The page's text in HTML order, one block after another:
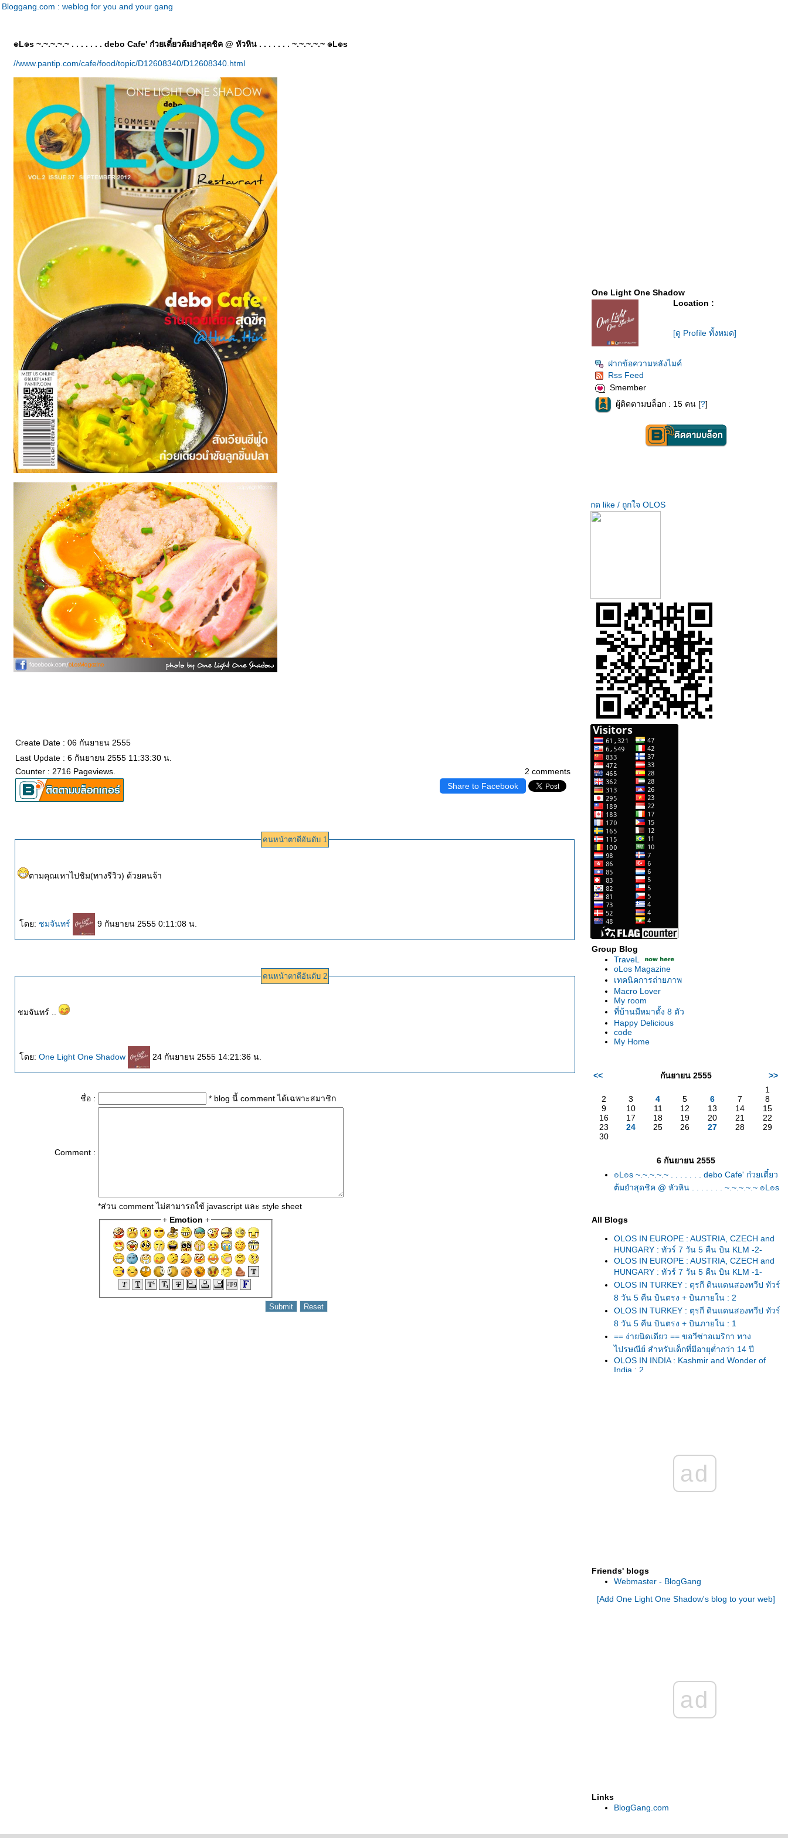
Bloggang.com : weblog for you and your gang
๏L๏s ~.~.~.~.~ . . . . . . . debo Cafe' ก๋วยเตี๋ยวต้มยำสุดชิค @ หัวหิน . . . . . . . ~.~.~.~.~ ๏L๏s
//www.pantip.com/cafe/food/topic/D12608340/D12608340.html
Create Date : 06 กันยายน 2555
2 comments
Last Update : 6 กันยายน 2555 11:33:30 น.
Counter : 2716 Pageviews.
Share to Facebook
คนหน้าตาดีอันดับ 1
ตามคุณเหาไปชิม(ทางรีวิว) ด้วยคนจ้า
ดย: ชมจันทร์ 9 กันยายน 2555 0:11:08 น.
คนหน้าตาดีอันดับ 2
ชมจันทร์ ..
ดย: One Light One Shadow 24 กันยายน 2555 14:21:36 น.
ชื่อ : * blog นี้ comment ได้เฉพาะสมาชิก
Comment :
*ส่วน comment ไม่สามารถใช้ javascript และ style sheet
+ Emotion +
One Light One Shadow
Location :
[ดู Profile ทั้งหมด]
ฝากข้อความหลังไมค์
Rss Feed
Smember
ผู้ติดตามบล็อก : 15 คน [?]
กด like / ถูกใจ OLOS
Group Blog
TraveL
oLos Magazine
เทคนิคการถ่ายภาพ
Macro Lover
My room
ที่บ้านมีหมาตั้ง 8 ตัว
Happy Delicious
code
My Home
<< กันยายน 2555
>>
1
2
3 4 5 6 7
8
9
10 11 12 13 14
15
16
17 18 19 20 21
22
23
24 25 26 27 28
29
30
6 กันยายน 2555
๏L๏s ~.~.~.~.~ . . . . . . . debo Cafe' ก๋วยเตี๋ยว
ต้มยำสุดชิค @ หัวหิน . . . . . . . ~.~.~.~.~ ๏L๏s
All Blogs
OLOS IN EUROPE : AUSTRIA, CZECH and
HUNGARY : ทัวร์ 7 วัน 5 คืน บิน KLM -2-
OLOS IN EUROPE : AUSTRIA, CZECH and
HUNGARY : ทัวร์ 7 วัน 5 คืน บิน KLM -1-
OLOS IN TURKEY : ตุรกี ดินแดนสองทวีป ทัวร์
8 วัน 5 คืน บินตรง + บินภายใน : 2
OLOS IN TURKEY : ตุรกี ดินแดนสองทวีป ทัวร์
8 วัน 5 คืน บินตรง + บินภายใน : 1
== ง่ายนิดเดียว == ขอวีซ่าอเมริกา ทาง
ไปรษณีย์ สำหรับเด็กที่มีอายุต่ำกว่า 14 ปี
OLOS IN INDIA : Kashmir and Wonder of
India : 2
คราช ... ขอพรรับปีใหม่ 2559
สัมผัสความสุขของการพักผ่อน และอาหารชั้น
เลิศ ที่ Le Meridien Suvarnabhumi, Bangkok
ป่าในฤดูร้อน - 2
U.S.A.2015 ขับรถเที่ยว 8 อุทยานแห่งชาติใน
เวสท์อเมริกา เพลิดเพลินไปกับสีสันของดอกไม้
OLOS in เพชรบูรณ์ [เมืองต้องห้ามพลาด] ... พา
เที่ยวเขาค้อ รอชมหุบเขาสีชมพู ซากุระเมือง
"Over 3,000 Miles in 20 Days" : U.S. West
Over 3,000 Miles in 20 Days : U.S. West
ad
Friends' blogs
Webmaster - BlogGang
[Add One Light One Shadow's blog to your web]
ad
Links
BlogGang.com